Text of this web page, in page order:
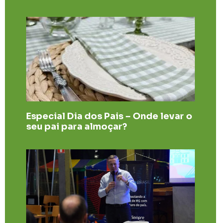
Especial Dia dos Pais – Onde levar o
seu pai para almoçar?